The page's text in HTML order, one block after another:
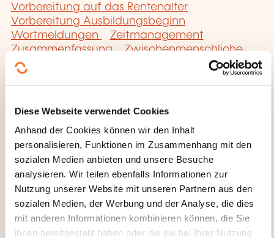
Diese Webseite verwendet Cookies
Anhand der Cookies können wir den Inhalt
personalisieren, Funktionen im Zusammenhang mit den
sozialen Medien anbieten und unsere Besuche
analysieren. Wir teilen ebenfalls Informationen zur
Nutzung unserer Website mit unseren Partnern aus den
sozialen Medien, der Werbung und der Analyse, die dies
mit anderen Informationen kombinieren können, die Sie
ihnen bereitgestellt haben oder die sie bei Ihrer Nutzung
Vorbereitung auf das Rentenalter
Vorbereitung Ausbildungsbeginn
Wortmeldungen
Zeitmanagement
Zusammenfassung
Zwischenmenschliche
Beziehungen
Hier klicken, um zur
Seite der
Weiterbildungskate
gorien
zurückzugelangen